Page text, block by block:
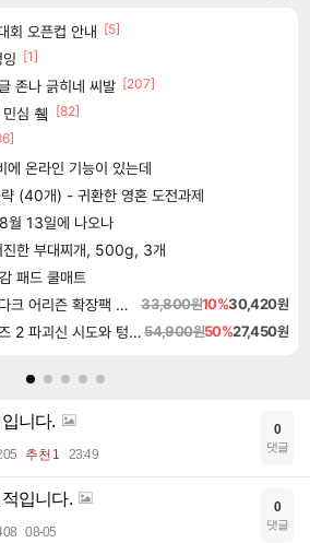
회 오픈컵 안내 [5]
[1]
존나 긁히네 씨발 [207]
심 췤
[82]
에 온라인 기능이 있는데
(40개) - 귀환한 영혼 도전과제
월 13일에 나오나
진한 부대찌개, 500g, 3개
패드 쿨매트
드래곤즈 도그마 2 다크 어리즌 확장팩 예약구매 Dragon's Dogma 2 Dark Arisen Expansion DLC 33,800원10%30,420원
드래곤 퀘스트 빌더즈 2 파괴신 시도와 텅 빈 섬 Dragon Quest Builders 254,900원50%27,450원
니다.
추천 1 23:49
0
댓글
입니다.
08-05
0
댓글